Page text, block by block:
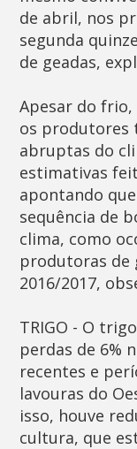
de abril, nos
segunda
de geadas,
Apesar do frio,
os produtores
abruptas do
estimativas
apontando
sequência de
clima, como
produtoras de
2016/2017,
TRIGO - O
perdas de 6%
recentes e
lavouras do
isso, houve
cultura, que